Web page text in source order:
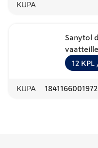
KUPA
Sanytol
vaatteille
12 KPL
KUPA